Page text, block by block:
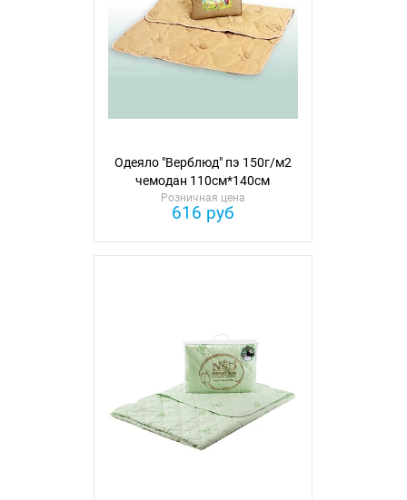
Одеяло "Верблюд" пэ 150г/м2
чемодан 110см*140см
Розничная цена
616 руб